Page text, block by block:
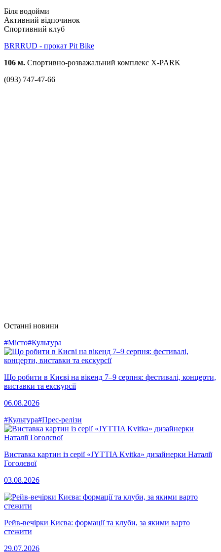
Біля водойми
Активний відпочинок
Спортивний клуб
BRRRUD - прокат Pit Bike
106 м. Спортивно-розважальний комплекс X-PARK
(093) 747-47-66
Останні новини
#Місто#Культура
Що робити в Києві на вікенд 7–9 серпня: фестивалі, концерти,
виставки та екскурсії
06.08.2026
#Культура#Прес-релізи
Виставка картин із серії «JYTTIA Kvitka» дизайнерки Наталії
Гоголєвої
03.08.2026
Рейв-вечірки Києва: формації та клуби, за якими варто
стежити
29.07.2026